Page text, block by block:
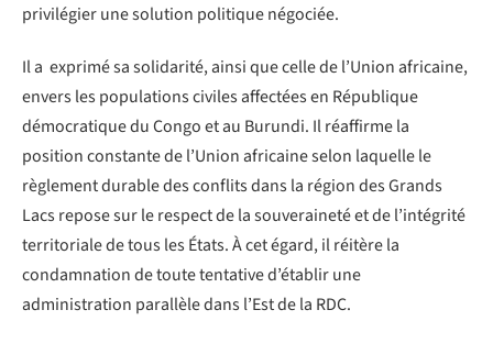
privilégier une solution politique négociée.
Il a exprimé sa solidarité, ainsi que celle de l’Union africaine,
envers les populations civiles affectées en République
démocratique du Congo et au Burundi. Il réaffirme la
position constante de l’Union africaine selon laquelle le
règlement durable des conflits dans la région des Grands
Lacs repose sur le respect de la souveraineté et de l’intégrité
territoriale de tous les États. À cet égard, il réitère la
condamnation de toute tentative d’établir une
administration parallèle dans l’Est de la RDC.